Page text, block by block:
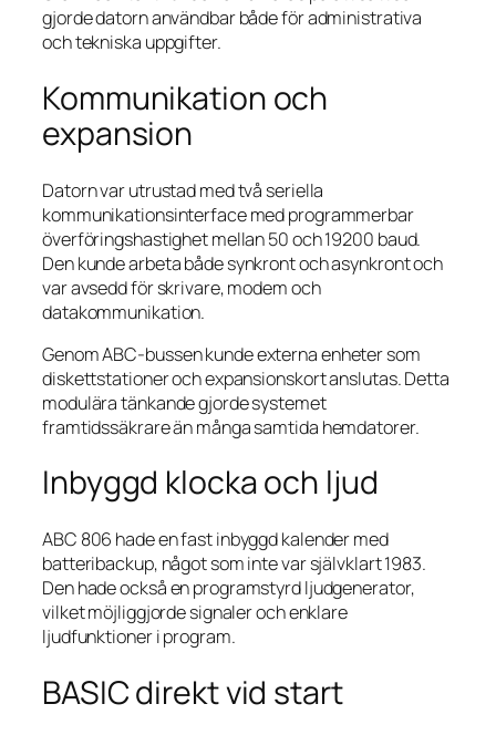
gjorde datorn användbar både för administrativa
och tekniska uppgifter.
Kommunikation och
expansion
Datorn var utrustad med två seriella
kommunikationsinterface med programmerbar
överföringshastighet mellan 50 och 19200 baud.
Den kunde arbeta både synkront och asynkront och
var avsedd för skrivare, modem och
datakommunikation.
Genom ABC-bussen kunde externa enheter som
diskettstationer och expansionskort anslutas. Detta
modulära tänkande gjorde systemet
framtidssäkrare än många samtida hemdatorer.
Inbyggd klocka och ljud
ABC 806 hade en fast inbyggd kalender med
batteribackup, något som inte var självklart 1983.
Den hade också en programstyrd ljudgenerator,
vilket möjliggjorde signaler och enklare
ljudfunktioner i program.
BASIC direkt vid start